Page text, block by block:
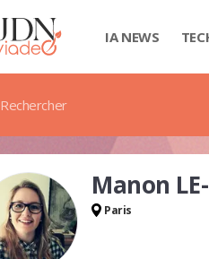
IA NEWS
Rechercher
Manon
Paris